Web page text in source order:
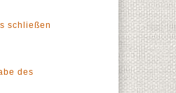
schließen
des